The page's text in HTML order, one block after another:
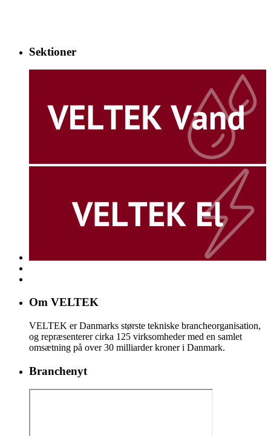
Sektioner
Om VELTEK
VELTEK er Danmarks største tekniske brancheorganisation,
og repræsenterer cirka 125 virksomheder med en samlet
omsætning på over 30 milliarder kroner i Danmark.
Branchenyt